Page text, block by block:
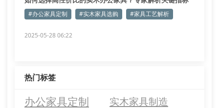
#办公家具定制 #实木家具选购 #家具工艺解析
2025-05-28 06:22
热门标签
办公家具定制 实木家具制造